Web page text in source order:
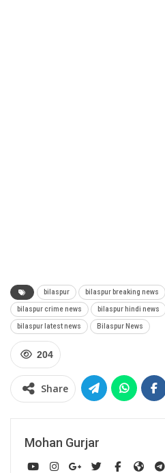
bilaspur bilaspur breaking news
bilaspur crime news bilaspur hindi news
bilaspur latest news Bilaspur News
204
Share
Mohan Gurjar